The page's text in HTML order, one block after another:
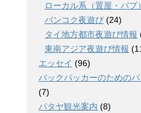
ローカル系（置屋・パブ）
バンコク夜遊び (24)
タイ地方都市夜遊び情報
東南アジア夜遊び情報
エッセイ (96)
バックパッカーのための
(7)
パタヤ観光案内 (8)